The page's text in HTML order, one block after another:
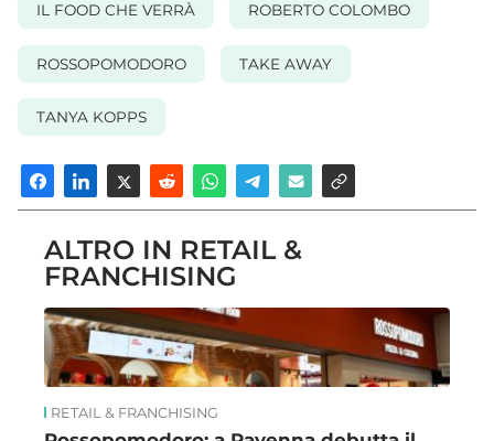
IL FOOD CHE VERRÀ ROBERTO COLOMBO
ROSSOPOMODORO TAKE AWAY
TANYA KOPPS
ALTRO IN RETAIL &
FRANCHISING
RETAIL & FRANCHISING